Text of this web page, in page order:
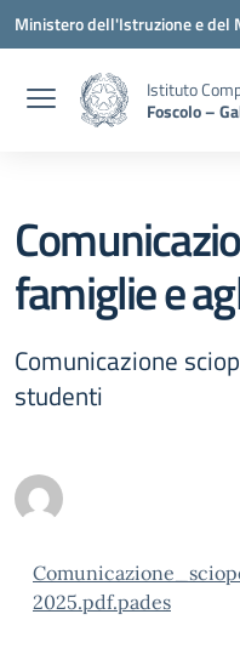
Vai ai contenuti
Vai al menu di navigazione
Vai al footer
Ministero dell'Istruzione e del
Istituto
Foscolo –
famiglie e
Comunicazione
studenti
2025.pdf.pades